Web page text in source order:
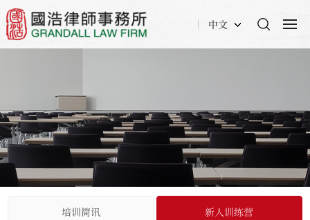
中文
培训简讯 新人训练营